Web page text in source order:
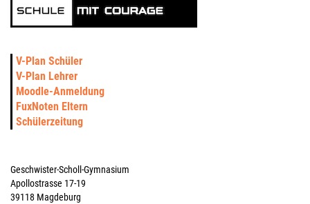
V-Plan Schüler
V-Plan Lehrer
Moodle-Anmeldung
FuxNoten Eltern
Schülerzeitung
Geschwister-Scholl-Gymnasium
Apollostrasse 17-19
39118 Magdeburg